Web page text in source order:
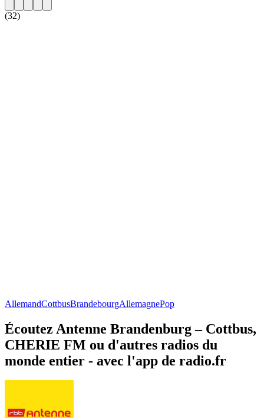
(32)
AllemandCottbusBrandebourgAllemagnePop
Écoutez Antenne Brandenburg – Cottbus,
CHERIE FM ou d'autres radios du
monde entier - avec l'app de radio.fr